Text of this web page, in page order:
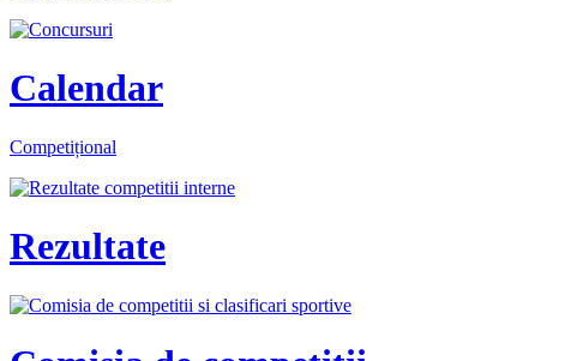
Calendar
Competițional
Rezultate